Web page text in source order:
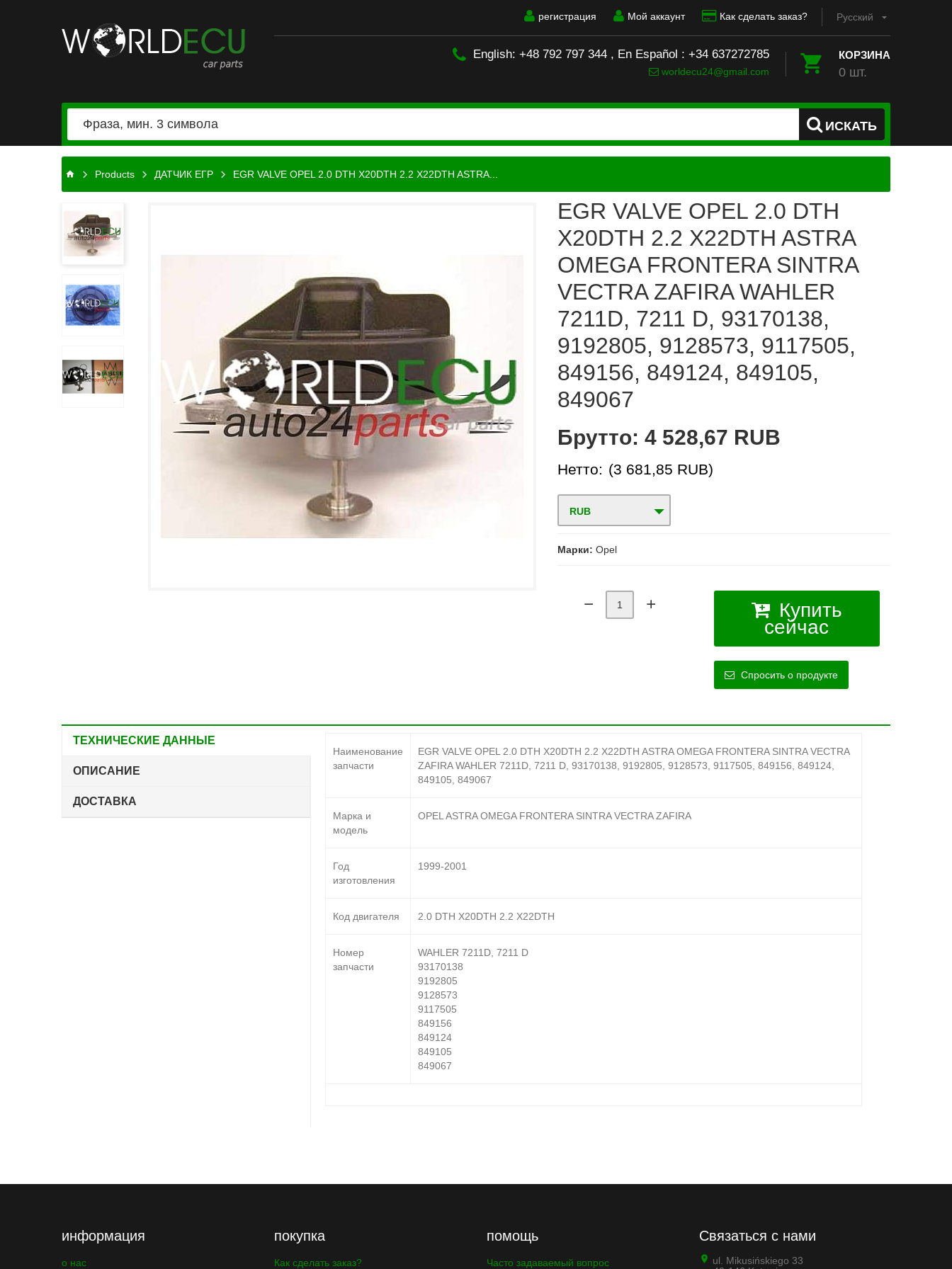
Pусский
регистрация Мой аккаунт Как сделать заказ?
КОРЗИНА
0 шт.
English: +48 792 797 344 , En Español : +34 637272785
worldecu24@gmail.com
ИСКАТЬ
Products ДАТЧИК ЕГР EGR VALVE OPEL 2.0 DTH X20DTH 2.2 X22DTH ASTRA...
EGR VALVE OPEL 2.0 DTH
X20DTH 2.2 X22DTH ASTRA
OMEGA FRONTERA SINTRA
VECTRA ZAFIRA WAHLER
7211D, 7211 D, 93170138,
9192805, 9128573, 9117505,
849156, 849124, 849105,
849067
Брутто: 4 528,67 RUB
Нетто: (3 681,85 RUB)
RUB
Марки: Opel
Купить
сейчас
Спросить о продукте
ТЕХНИЧЕСКИЕ ДАННЫЕ
ОПИСАНИЕ
ДОСТАВКА
Наименование
запчасти
EGR VALVE OPEL 2.0 DTH X20DTH 2.2 X22DTH ASTRA OMEGA FRONTERA SINTRA VECTRA
ZAFIRA WAHLER 7211D, 7211 D, 93170138, 9192805, 9128573, 9117505, 849156, 849124,
849105, 849067
Марка и
модель
OPEL ASTRA OMEGA FRONTERA SINTRA VECTRA ZAFIRA
Год
изготовления
1999-2001
Код двигателя 2.0 DTH X20DTH 2.2 X22DTH
Номер
запчасти
WAHLER 7211D, 7211 D
93170138
9192805
9128573
9117505
849156
849124
849105
849067
информация
о нас
покупка
Как сделать заказ?
помощь
Часто задаваемый вопрос
Связаться с нами
ul. Mikusińskiego 33